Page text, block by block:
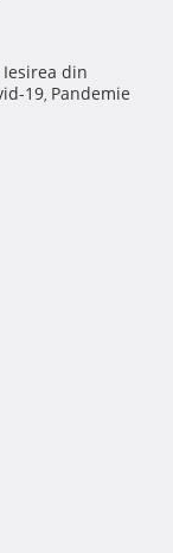
Iesirea din
19, Pandemie